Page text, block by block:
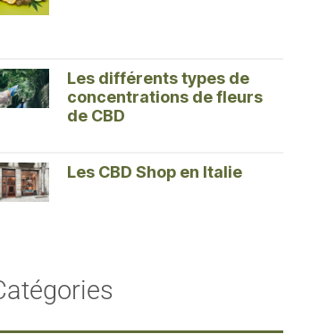
Les différents types de
concentrations de fleurs
de CBD
Les CBD Shop en Italie